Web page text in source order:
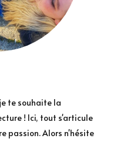
te souhaite la
! Ici, tout s'articule
passion. Alors n'hésite